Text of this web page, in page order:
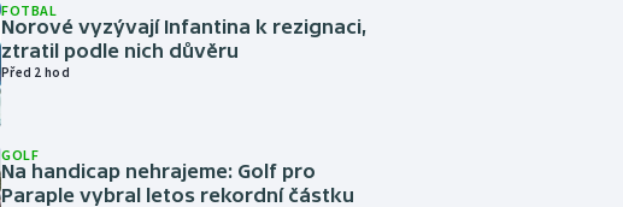
FOTBAL
Norové vyzývají Infantina k rezignaci,
ztratil podle nich důvěru
Před 2 hod
GOLF
Na handicap nehrajeme: Golf pro
Paraple vybral letos rekordní částku